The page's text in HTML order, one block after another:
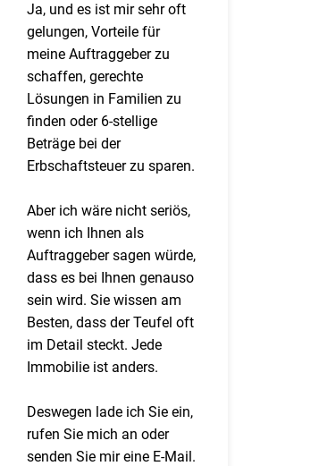
Ja, und es ist mir sehr oft
gelungen, Vorteile für
meine Auftraggeber zu
schaffen, gerechte
Lösungen in Familien zu
finden oder 6-stellige
Beträge bei der
Erbschaftsteuer zu sparen.
Aber ich wäre nicht seriös,
wenn ich Ihnen als
Auftraggeber sagen würde,
dass es bei Ihnen genauso
sein wird. Sie wissen am
Besten, dass der Teufel oft
im Detail steckt. Jede
Immobilie ist anders.
Deswegen lade ich Sie ein,
rufen Sie mich an oder
senden Sie mir eine E-Mail.